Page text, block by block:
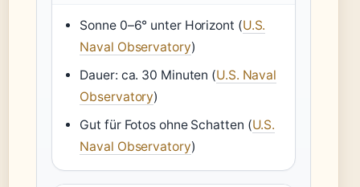
Sonne 0–6° unter Horizont (U.S.
Naval Observatory)
Dauer: ca. 30 Minuten (U.S. Naval
Observatory)
Gut für Fotos ohne Schatten (U.S.
Naval Observatory)